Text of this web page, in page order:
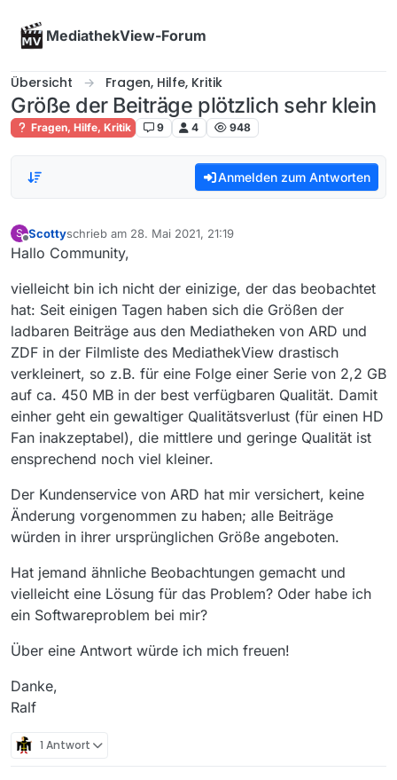
MediathekView-Forum
Übersicht Fragen, Hilfe, Kritik
Größe der Beiträge plötzlich sehr klein
Fragen, Hilfe, Kritik 9 4 948
Anmelden zum Antworten
S
Offline
Scottyschrieb am 28. Mai 2021, 21:19
zuletzt editiert von
Hallo Community,
vielleicht bin ich nicht der einizige, der das beobachtet
hat: Seit einigen Tagen haben sich die Größen der
ladbaren Beiträge aus den Mediatheken von ARD und
ZDF in der Filmliste des MediathekView drastisch
verkleinert, so z.B. für eine Folge einer Serie von 2,2 GB
auf ca. 450 MB in der best verfügbaren Qualität. Damit
einher geht ein gewaltiger Qualitätsverlust (für einen HD
Fan inakzeptabel), die mittlere und geringe Qualität ist
ensprechend noch viel kleiner.
Der Kundenservice von ARD hat mir versichert, keine
Änderung vorgenommen zu haben; alle Beiträge
würden in ihrer ursprünglichen Größe angeboten.
Hat jemand ähnliche Beobachtungen gemacht und
vielleicht eine Lösung für das Problem? Oder habe ich
ein Softwareproblem bei mir?
Über eine Antwort würde ich mich freuen!
Danke,
Ralf
1 Antwort